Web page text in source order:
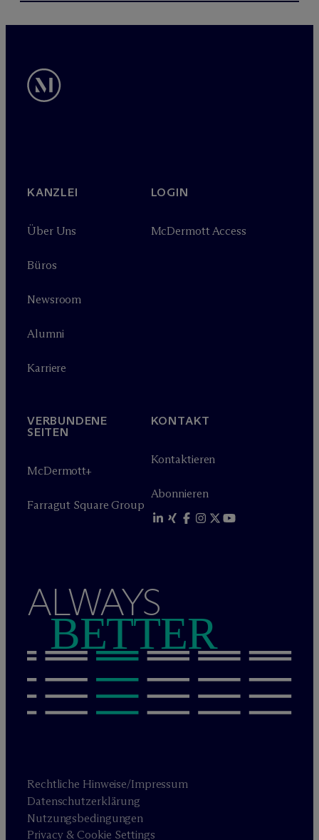
KANZLEI
Über Uns
Büros
Newsroom
Alumni
Karriere
LOGIN
McDermott Access
VERBUNDENE
SEITEN
McDermott+
Farragut Square Group
KONTAKT
Kontaktieren
Abonnieren
ALWAYS
BETTER
Rechtliche Hinweise/Impressum
Datenschutzerklärung
Nutzungsbedingungen
Privacy & Cookie Settings